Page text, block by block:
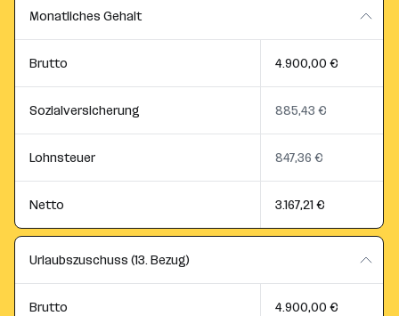
Monatliches Gehalt
Brutto 4.900,00 €
Sozialversicherung 885,43 €
Lohnsteuer 847,36 €
Netto 3.167,21 €
Urlaubszuschuss (13. Bezug)
Brutto 4.900,00 €